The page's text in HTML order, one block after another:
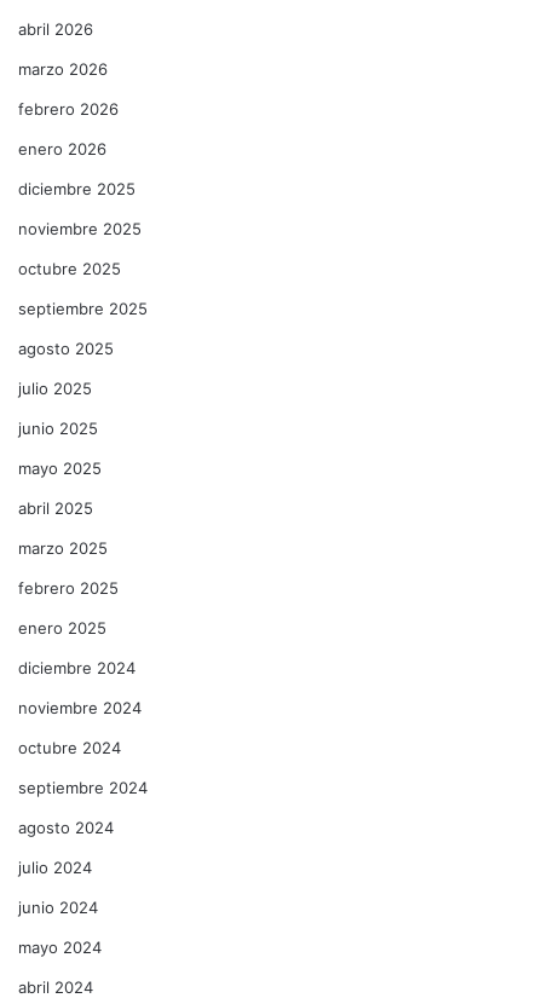
abril 2026
marzo 2026
febrero 2026
enero 2026
diciembre 2025
noviembre 2025
octubre 2025
septiembre 2025
agosto 2025
julio 2025
junio 2025
mayo 2025
abril 2025
marzo 2025
febrero 2025
enero 2025
diciembre 2024
noviembre 2024
octubre 2024
septiembre 2024
agosto 2024
julio 2024
junio 2024
mayo 2024
abril 2024